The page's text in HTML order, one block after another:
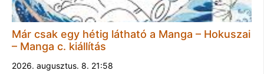
Már csak egy hétig látható a Manga – Hokuszai
– Manga c. kiállítás
2026. augusztus. 8. 21:58